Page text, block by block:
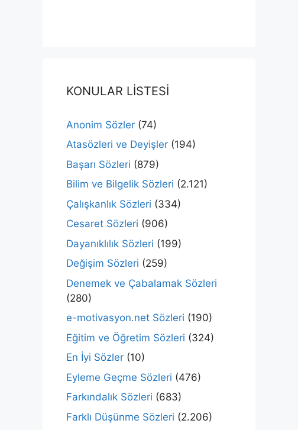
KONULAR LİSTESİ
Anonim Sözler (74)
Atasözleri ve Deyişler (194)
Başarı Sözleri (879)
Bilim ve Bilgelik Sözleri (2.121)
Çalışkanlık Sözleri (334)
Cesaret Sözleri (906)
Dayanıklılık Sözleri (199)
Değişim Sözleri (259)
Denemek ve Çabalamak Sözleri
(280)
e-motivasyon.net Sözleri (190)
Eğitim ve Öğretim Sözleri (324)
En İyi Sözler (10)
Eyleme Geçme Sözleri (476)
Farkındalık Sözleri (683)
Farklı Düşünme Sözleri (2.206)